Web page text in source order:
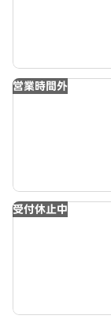
営業時間外
受付休止中